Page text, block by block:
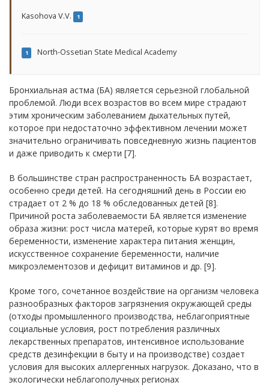
Kasohova V.V. 1
1 North-Ossetian State Medical Academy
Бронхиальная астма (БА) является серьезной глобальной
проблемой. Люди всех возрастов во всем мире страдают
этим хроническим заболеванием дыхательных путей,
которое при недостаточно эффективном лечении может
значительно ограничивать повседневную жизнь пациентов
и даже приводить к смерти [7].
В большинстве стран распространенность БА возрастает,
особенно среди детей. На сегодняшний день в России ею
страдает от 2 % до 18 % обследованных детей [8].
Причиной роста заболеваемости БА является изменение
образа жизни: рост числа матерей, которые курят во время
беременности, изменение характера питания женщин,
искусственное сохранение беременности, наличие
микроэлементозов и дефицит витаминов и др. [9].
Кроме того, сочетанное воздействие на организм человека
разнообразных факторов загрязнения окружающей среды
(отходы промышленного производства, неблагоприятные
социальные условия, рост потребления различных
лекарственных препаратов, интенсивное использование
средств дезинфекции в быту и на производстве) создает
условия для высоких аллергенных нагрузок. Доказано, что в
экологически неблагополучных регионах